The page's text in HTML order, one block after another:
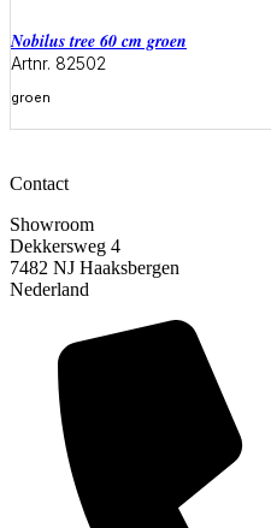
Nobilus tree 60 cm groen
Artnr. 82502
groen
Meer informatie
Contact
Showroom
Dekkersweg 4
7482 NJ Haaksbergen
Nederland